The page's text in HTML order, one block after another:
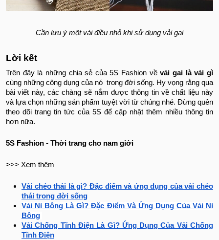
Cần lưu ý một vài điều nhỏ khi sử dụng vải gai
Lời kết
Trên đây là những chia sẻ của 5S Fashion vềvải gai là vải gì
cùng những công dụng của nó trong đời sống. Hy vọng rằng qua
bài viết này, các chàng sẽ nắm được thông tin về chất liệu này
và lựa chọn những sản phẩm tuyệt vời từ chúng nhé. Đừng quên
theo dõi trang tin tức của 5S để cập nhật thêm nhiều thông tin
hơn nữa.
5S Fashion - Thời trang cho nam giới
>>> Xem thêm
Vải chéo thái là gì? Đặc điểm và ứng dụng của vải chéo
thái trong đời sống
Vải Nỉ Bông Là Gì? Đặc Điểm Và Ứng Dụng Của Vải Nỉ
Bông
Vải Chống Tĩnh Điện Là Gì? Ứng Dụng Của Vải Chống
Tĩnh Điện